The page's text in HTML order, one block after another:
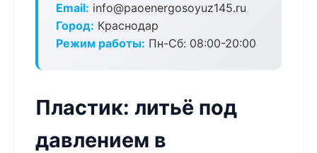
Email: info@paoenergosoyuz145.ru
Город: Краснодар
Режим работы: Пн-Сб: 08:00-20:00
Пластик: литьё под
давлением в